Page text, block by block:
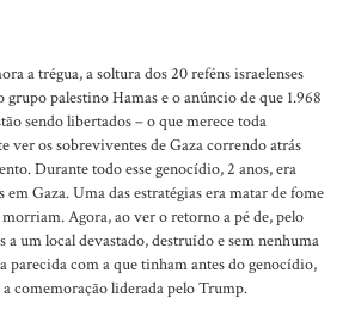
a trégua, a soltura dos 20 reféns israelenses
grupo palestino Hamas e o anúncio de que 1.968
sendo libertados – o que merece toda
ver os sobreviventes de Gaza correndo atrás
Durante todo esse genocídio, 2 anos, era
Gaza. Uma das estratégias era matar de fome
Agora, ao ver o retorno a pé de, pelo
a um local devastado, destruído e sem nenhuma
parecida com a que tinham antes do genocídio,
comemoração liderada pelo Trump.